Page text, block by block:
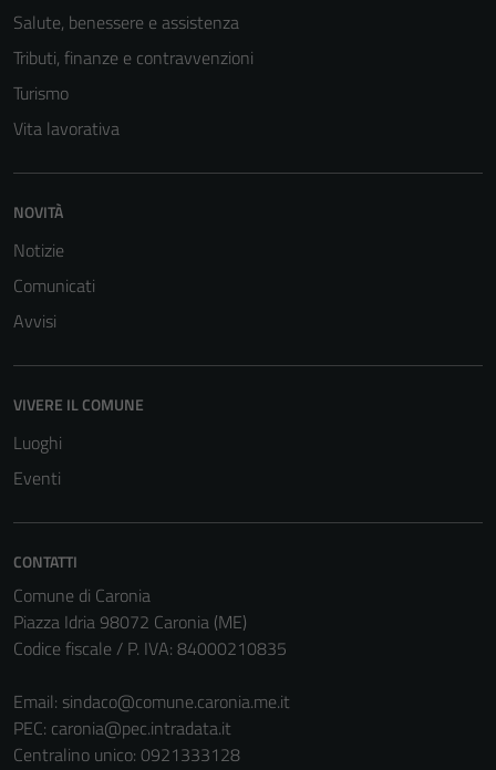
Salute, benessere e assistenza
Tributi, finanze e contravvenzioni
Turismo
Vita lavorativa
NOVITÀ
Notizie
Comunicati
Avvisi
VIVERE IL COMUNE
Luoghi
Eventi
CONTATTI
Comune di Caronia
Piazza Idria 98072 Caronia (ME)
Codice fiscale / P. IVA: 84000210835
Email: sindaco@comune.caronia.me.it
PEC: caronia@pec.intradata.it
Centralino unico: 0921333128
Questi cookie
essere
personali.